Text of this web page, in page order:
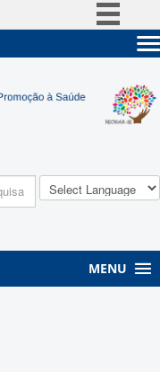
Participe
Canais
Unidades acadêmicas
Estude na UnB
Graduação
MENU